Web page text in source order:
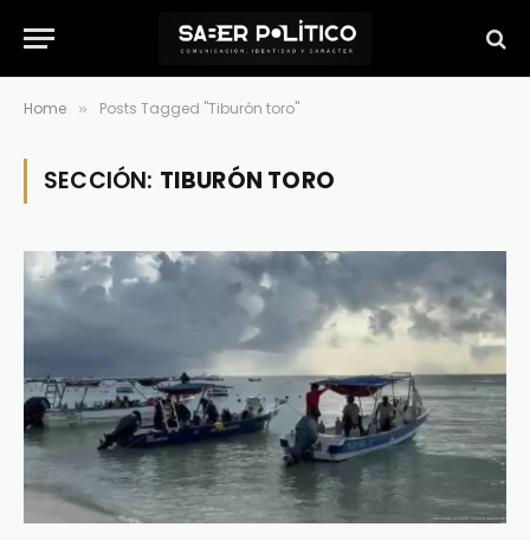
Home » Posts Tagged "Tiburón toro"
SECCIÓN: TIBURÓN TORO